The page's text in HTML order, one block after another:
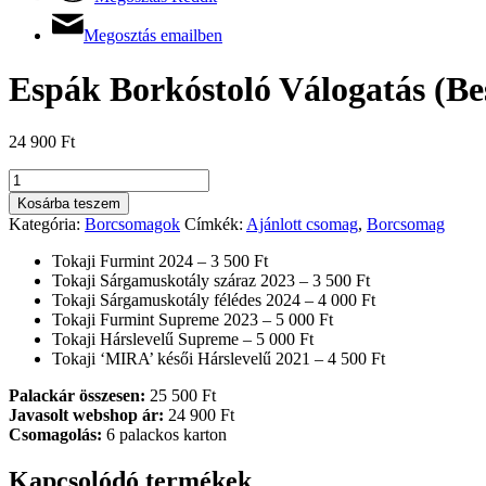
Megosztás emailben
Espák Borkóstoló Válogatás
24 900 Ft
Borkóstoló
Válogatás
(Bestseller)
mennyiség
Kosárba teszem
Kategória: Borcsomagok Címkék: Ajánlott csomag, Borcsomag
Tokaji Furmint 2024 – 3 500 Ft
Tokaji Sárgamuskotály száraz 2023 – 3 500 Ft
Tokaji Sárgamuskotály félédes 2024 – 4 000 Ft
Tokaji Furmint Supreme 2023 – 5 000 Ft
Tokaji Hárslevelű Supreme – 5 000 Ft
Tokaji ‘MIRA’ késői Hárslevelű 2021 – 4 500 Ft
Palackár összesen: 25 500 Ft
Javasolt webshop ár: 24 900 Ft
Csomagolás: 6 palackos karton